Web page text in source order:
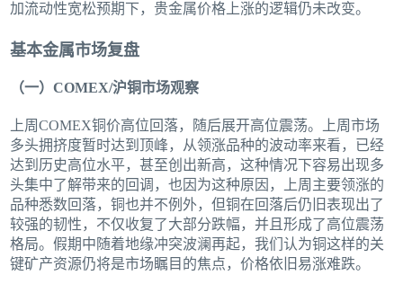
加流动性宽松预期下，贵金属价格上涨的逻辑仍未改变。
基本金属市场复盘
（一）COMEX/沪铜市场观察
上周COMEX铜价高位回落，随后展开高位震荡。上周市场
多头拥挤度暂时达到顶峰，从领涨品种的波动率来看，已经
达到历史高位水平，甚至创出新高，这种情况下容易出现多
头集中了解带来的回调，也因为这种原因，上周主要领涨的
品种悉数回落，铜也并不例外，但铜在回落后仍旧表现出了
较强的韧性，不仅收复了大部分跌幅，并且形成了高位震荡
格局。假期中随着地缘冲突波澜再起，我们认为铜这样的关
键矿产资源仍将是市场瞩目的焦点，价格依旧易涨难跌。